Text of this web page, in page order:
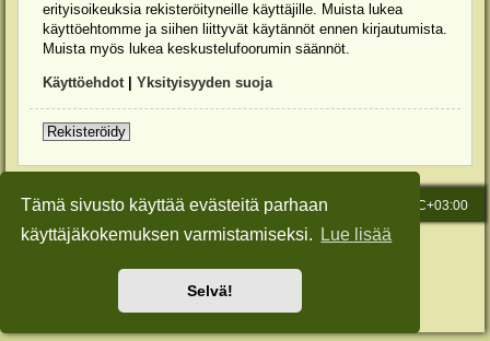
Tämä sivusto käyttää evästeitä parhaan
käyttäjäkokemuksen varmistamiseksi.
Lue lisää
Selvä!
erityisoikeuksia rekisteröityneille käyttäjille. Muista lukea
käyttöehtomme ja siihen liittyvät käytännöt ennen kirjautumista.
Muista myös lukea keskustelufoorumin säännöt.
Käyttöehdot| Yksityisyyden suoja
Rekisteröidy
Etusivu Kaikki ajat ovat UTC+03:00
Viesti Ylläpidolle
Keskustelufoorumin ohjelmistophpBB® Forum Software © phpBB Limited